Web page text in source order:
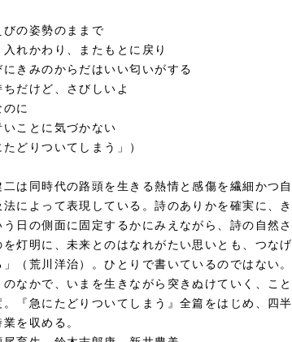
びの姿勢のままで
入れかわり、またもとに戻り
にきみのからだはいい匂いがする
ちだけど、さびしいよ
に
いことに気づかない
たどりついてしまう」）
二は同時代の路頭を生きる熱情と感傷を繊細かつ自
法によって表現している。詩のありかを確実に、き
う日の側面に固定するかにみえながら、詩の自然さ
を灯明に、未来とのはなれがたい思いとも、つなげ
（荒川洋治）。ひとりで書いているのではない。
のなかで、いまを生きながら突きぬけていく、こと
。『急にたどりついてしまう』全篇をはじめ、四半
を収める。